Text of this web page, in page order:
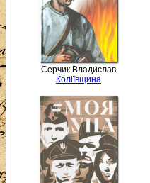
Серчик Владислав
Коліївщина